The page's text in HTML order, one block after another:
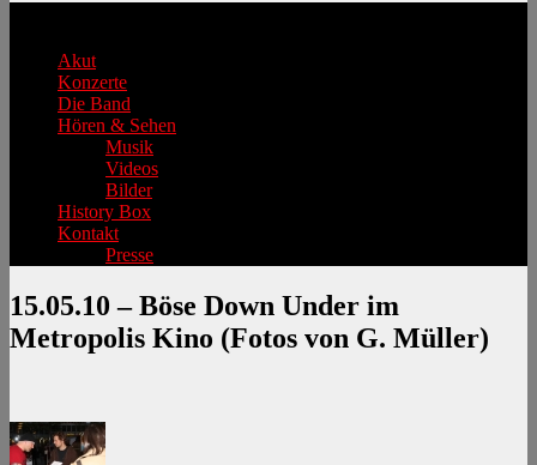
Akut
Konzerte
Die Band
Hören & Sehen
Musik
Videos
Bilder
History Box
Kontakt
Presse
15.05.10 – Böse Down Under im
Metropolis Kino (Fotos von G. Müller)